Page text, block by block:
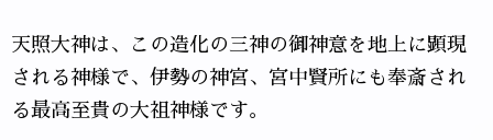
天照大神は、この造化の三神の御神意を地上に顕現
される神様で、伊勢の神宮、宮中賢所にも奉斎され
る最高至貴の大祖神様です。